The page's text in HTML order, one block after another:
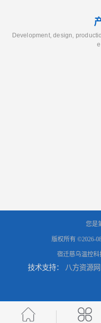
Development, design,
您是
版权所有 ©2026-
宿迁慈乌温控科
技术支持： 八方资源网